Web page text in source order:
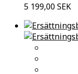
5 199,00 SEK